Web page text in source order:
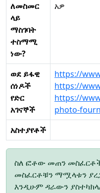
ለመስመር
ላይ
ማስገባት
ተስማሚ
ነው?
አዎ
ወደ ይፋዊ
ሰነዶች
የድር
አገናኞች
https://
https://
https://
photo-
አስተያየቶች
ስለ ፎቶው መጠን መስፈርቶች
መስፈርቶቹን ማሟላቱን
እንዲሁም ዳራውን